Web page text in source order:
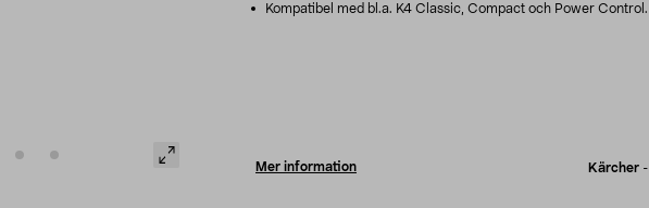
Kompatibel med bl.a. K4 Classic, Compact och Power Control.
Mer information Kärcher -